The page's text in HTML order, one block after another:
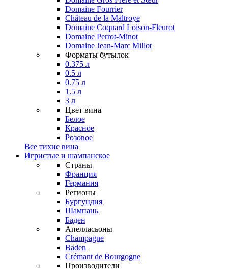
Domaine Fourrier
Château de la Maltroye
Domaine Coquard Loison-Fleurot
Domaine Perrot-Minot
Domaine Jean-Marc Millot
Форматы бутылок
0.375 л
0.5 л
0.75 л
1.5 л
3 л
Цвет вина
Белое
Красное
Розовое
Все тихие вина
Игристые и шампанское
Страны
Франция
Германия
Регионы
Бургундия
Шампань
Баден
Апелласьоны
Champagne
Baden
Crémant de Bourgogne
Производители